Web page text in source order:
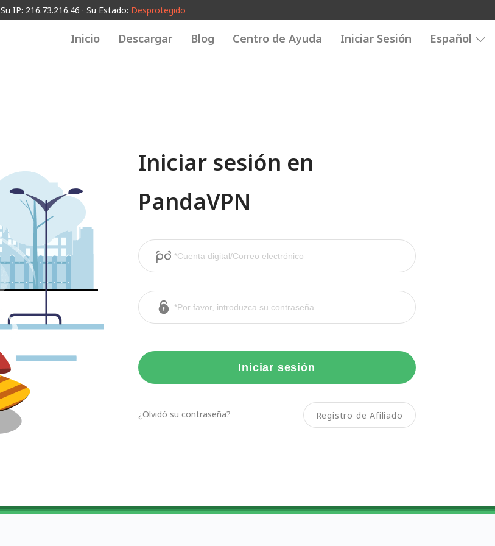
Su IP: 216.73.216.46 · Su Estado: Desprotegido
Inicio Descargar Blog Centro de Ayuda Iniciar Sesión Español
Iniciar sesión en
PandaVPN
Iniciar sesión
¿Olvidó su contraseña? Registro de Afiliado